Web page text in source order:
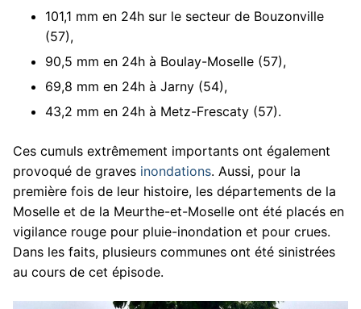
101,1 mm en 24h sur le secteur de Bouzonville
(57),
90,5 mm en 24h à Boulay-Moselle (57),
69,8 mm en 24h à Jarny (54),
43,2 mm en 24h à Metz-Frescaty (57).
Ces cumuls extrêmement importants ont également
provoqué de graves inondations. Aussi, pour la
première fois de leur histoire, les départements de la
Moselle et de la Meurthe-et-Moselle ont été placés en
vigilance rouge pour pluie-inondation et pour crues.
Dans les faits, plusieurs communes ont été sinistrées
au cours de cet épisode.